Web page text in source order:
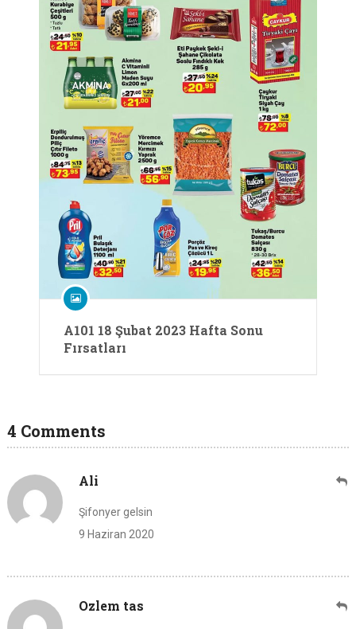
A101 18 Şubat 2023 Hafta Sonu
Fırsatları
4 Comments
Ali
Şifonyer gelsin
9 Haziran 2020
Ozlem tas